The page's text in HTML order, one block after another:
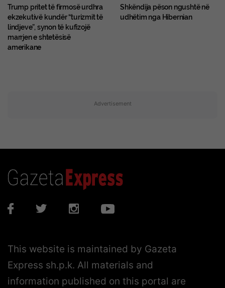
Trump pritet të firmosë urdhra
ekzekutivë kundër “turizmit të
lindjeve”, synon të kufizojë
marrjen e shtetësisë
amerikane
Shkëndija pëson ngushtë në
udhëtim nga Hibernian
Advertisement
This website is maintained by Gazeta
Express sh.p.k. All materials and
information published on this portal are